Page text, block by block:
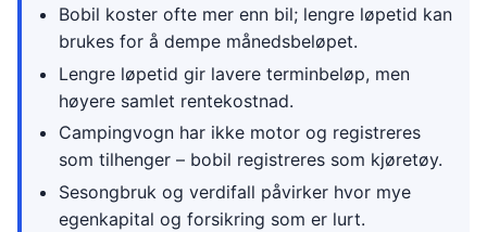
Bobil koster ofte mer enn bil; lengre løpetid kan
brukes for å dempe månedsbeløpet.
Lengre løpetid gir lavere terminbeløp, men
høyere samlet rentekostnad.
Campingvogn har ikke motor og registreres
som tilhenger – bobil registreres som kjøretøy.
Sesongbruk og verdifall påvirker hvor mye
egenkapital og forsikring som er lurt.